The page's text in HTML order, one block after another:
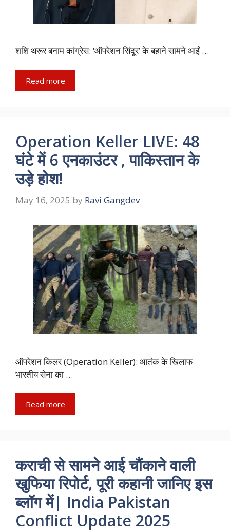
शशि थरूर बनाम कांग्रेस: ‘ऑपरेशन सिंदूर’ के बहाने सामने आईं …
Read more
Operation Keller LIVE: 48
घंटे में 6 एनकाउंटर , पाकिस्तान के
उड़े होश!
May 16, 2025 by Ravi Gangdev
ऑपरेशन किलर (Operation Keller): आतंक के खिलाफ
भारतीय सेना का …
Read more
कराची से सामने आई चौंकाने वाली
खुफिया रिपोर्ट, पूरी कहानी जानिए इस
ब्लॉग में| India Pakistan
Conflict Update 2025